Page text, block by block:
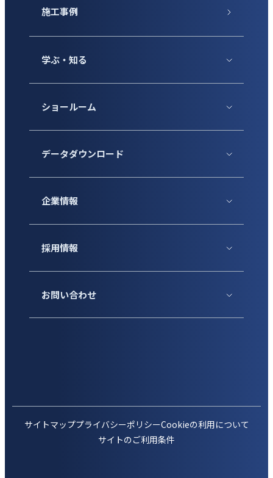
施工事例
学ぶ・知る
ショールーム
データダウンロード
企業情報
採用情報
お問い合わせ
サイトマッププライバシーポリシーCookieの利用について
サイトのご利用条件